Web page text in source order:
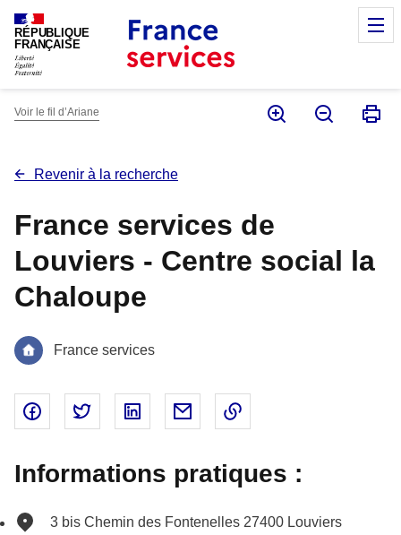
RÉPUBLIQUE
FRANÇAISE
Voir le fil d’Ariane
Revenir à la recherche
France services de
Louviers - Centre social la
Chaloupe
France services
Partager sur Facebook - nouvelle fenêtre
Partager sur Twitter - nouvelle fenêtre
Partager sur Linked In - nouvelle
Partager par email - nouvelle
Informations pratiques :
3 bis Chemin des Fontenelles 27400 Louviers